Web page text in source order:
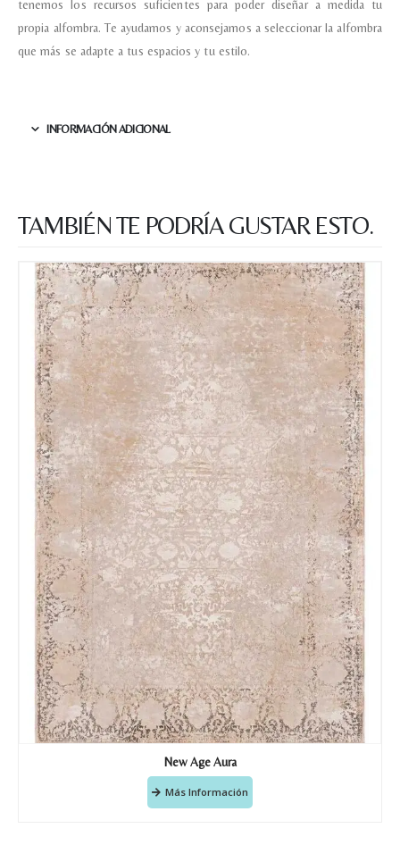
tenemos los recursos suficientes para poder diseñar a medida tu
propia alfombra. Te ayudamos y aconsejamos a seleccionar la alfombra
que más se adapte a tus espacios y tu estilo.
INFORMACIÓN ADICIONAL
TAMBIÉN TE PODRÍA GUSTAR ESTO.
New Age Aura
Más Información
Teléfono
Correo electronico *
Tu mensaje.
Nombre y Referencia del producto*
Acuerdo RGPD*
Doy mi consentimiento para que
esta web almacene la
información que envío para que
puedan responder a mi petición.
Recibir mi oferta